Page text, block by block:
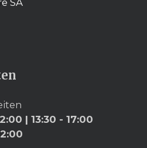
SA
| 13:30 - 17:00